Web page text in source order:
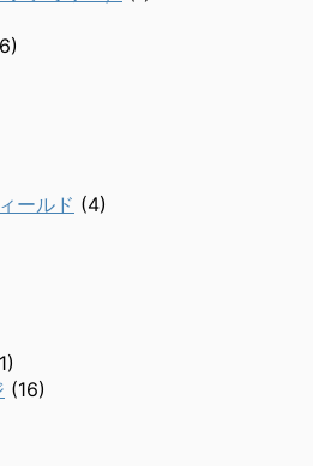
ールド (4)
(16)